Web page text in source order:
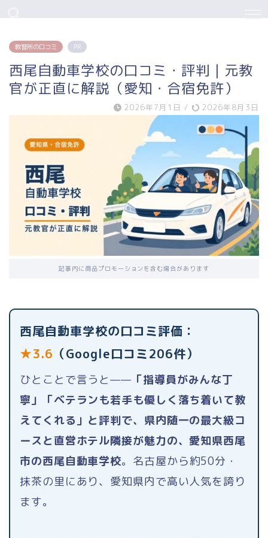
教習所の口コミ PR
西尾自動車学校の口コミ・評判｜元教
官が正直に解説（愛知・合宿免許）
2026年7月1日 / 2026年8月3日
記事内に商品プロモーションを含む場合があります
西尾自動車学校の口コミ評価：
★3.6 （Google口コミ206件）
ひとことで言うと—— 「指導員がみんな丁
寧」「ベテランも若手も優しく落ち着いて教
えてくれる」と評判で、県内随一の最大級コ
ースと直営ホテル隣接が魅力の、愛知県西尾
市の西尾自動車学校。名古屋から約50分・
抹茶の里にあり、愛知県内で高い人気を誇り
ます。